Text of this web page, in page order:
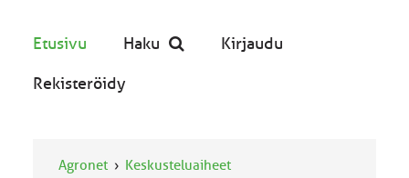
Etusivu Haku Kirjaudu
Rekisteröidy
Agronet
Keskusteluaiheet